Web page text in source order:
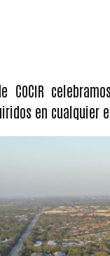
COCIR
en cualquier